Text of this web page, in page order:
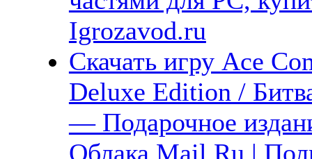
Igrozavod.ru
Скачать игру Ace
Deluxe Edition /
— Подарочное
Облака Mail.Ru |